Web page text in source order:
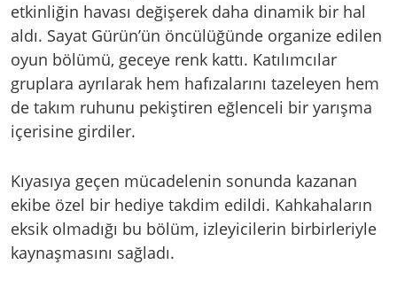
etkinliğin havası değişerek daha dinamik bir hal
aldı. Sayat Gürün’ün öncülüğünde organize edilen
oyun bölümü, geceye renk kattı. Katılımcılar
gruplara ayrılarak hem hafızalarını tazeleyen hem
de takım ruhunu pekiştiren eğlenceli bir yarışma
içerisine girdiler.
Kıyasıya geçen mücadelenin sonunda kazanan
ekibe özel bir hediye takdim edildi. Kahkahaların
eksik olmadığı bu bölüm, izleyicilerin birbirleriyle
kaynaşmasını sağladı.